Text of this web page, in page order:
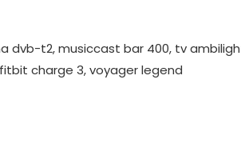
dvb-t2, musiccast bar 400, tv
charge 3, voyager legend